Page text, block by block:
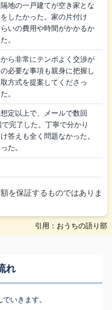
地の一戸建てが空き家とな
したかった。家の片付け
いの費用や時間がかかるか
。
ら非常にテンポよく交渉が
必要な事項も親身に把握し
方式を提案してくださっ
。
定以上で、メールで数回
完了した。丁寧で分かり
答えも全く問題なかった。
た。
を保証するものではありま
引用：おうちの語り部
れ
いきます。